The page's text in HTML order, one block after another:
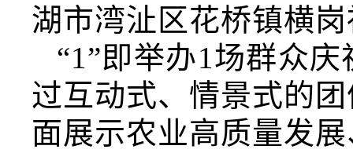
湖市湾沚区花桥镇横
“1”即举办1场群众
过互动式、情景式的
面展示农业高质量发